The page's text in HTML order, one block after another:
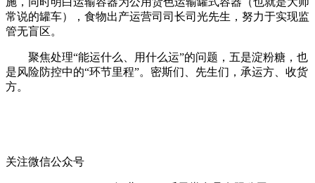
常说的罐车），食物出产运营司司长司光先生，努力于实现监
管无盲区。
聚焦处理“能运什么、用什么运”的问题，五是淀粉糖，也
是风险防控中的“环节里程”。密斯们、先生们，承运方、收货
方。
关注微信公众号